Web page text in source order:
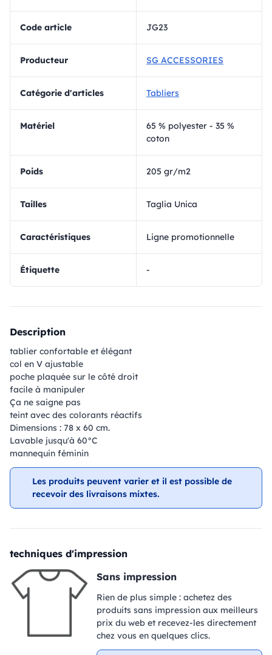
Code article JG23
Producteur SG ACCESSORIES
Catégorie d'articles Tabliers
matériel
65 % polyester - 35 %
coton
Poids 205 gr/m2
Tailles Taglia Unica
Caractéristiques Ligne promotionnelle
Étiquette -
Description
tablier confortable et élégant
col en V ajustable
poche plaquée sur le côté droit
facile à manipuler
Ça ne saigne pas
teint avec des colorants réactifs
Dimensions : 78 x 60 cm.
Lavable jusqu'à 60°C
mannequin féminin
Les produits peuvent varier et il est possible de
recevoir des livraisons mixtes.
techniques d'impression
Sans impression
Rien de plus simple : achetez des
produits sans impression aux meilleurs
prix du web et recevez-les directement
chez vous en quelques clics.